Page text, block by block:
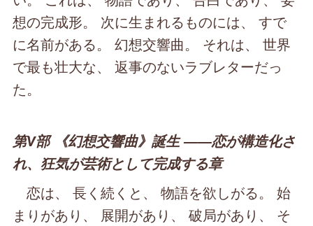
想の完成形。 次に生まれるものには、 すで
に名前がある。 幻想交響曲。 それは、 世界
で最も壮大な、 返事のないラブレターだっ
た。
第Ⅴ部 《幻想交響曲》誕生 ――恋が構造化さ
れ、狂気が芸術として完成する章
恋は、 長く続くと、 物語を欲しがる。 始
まりがあり、 展開があり、 破局があり、 そ